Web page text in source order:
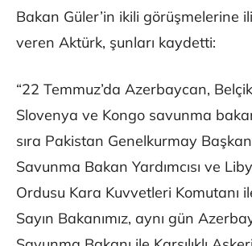
Bakan Güler’in ikili görüşmelerine
veren Aktürk, şunları kaydetti:
“22 Temmuz’da Azerbaycan,
Slovenya ve Kongo savunma
sıra Pakistan Genelkurmay
Savunma Bakan Yardımcısı ve
Ordusu Kara Kuvvetleri Komutanı
Sayın Bakanımız, aynı gün